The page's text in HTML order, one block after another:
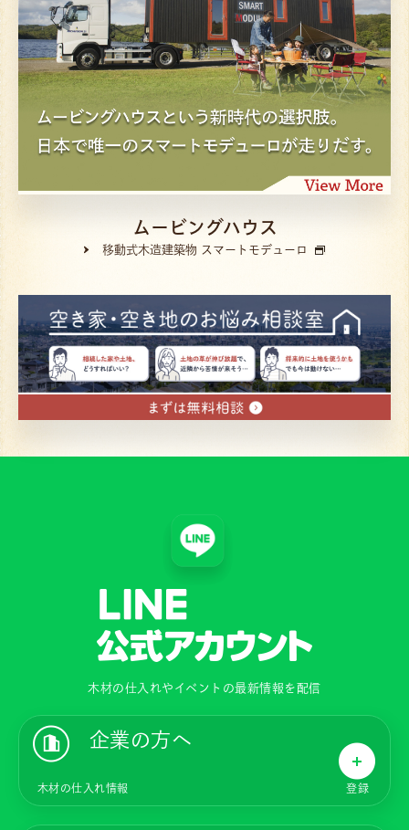
ムービングハウス
移動式木造建築物 スマートモデューロ
木材の仕入れやイベントの最新情報を配信
企業の方へ
木材の仕入れ情報 登録